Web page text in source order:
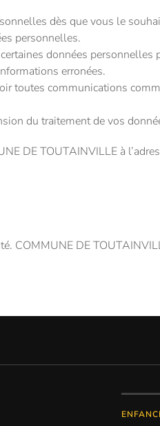
dès que vous le
personnelles.
données personnelles
erronées.
toutes communications
du traitement de vos
DE TOUTAINVILLE à
COMMUNE DE